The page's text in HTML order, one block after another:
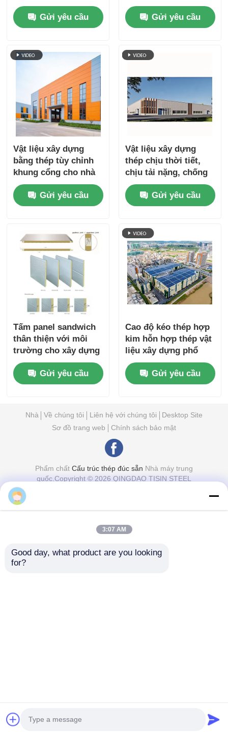
chuyển
Gửi yêu cầu
Gửi yêu cầu
Vật liệu xây dựng
bằng thép tùy chỉnh
khung cổng cho nhà
kho, xưởng và
trường họcGửi yêu cầu
Vật liệu xây dựng
thép chịu thời tiết,
chịu tải nặng, chống
ăn mòn
Gửi yêu cầu
Tấm panel sandwich
thân thiện với môi
trường cho xây dựng
mái và tường
Gửi yêu cầu
Cao độ kéo thép hợp
kim hỗn hợp thép vật
liệu xây dựng phổ
rộng Độ bền mạnh
Gửi yêu cầu
Nhà Về chúng tôi Liên hệ với chúng tôi
Desktop Site
Sơ đồ trang web
Chính sách bảo mật
Phẩm chất Cấu trúc thép đúc sẵn Nhà máy trung
quốc.Copyright © 2026 QINGDAO TISIN STEEL
3:07 AM
Good day, what product are you looking
for?